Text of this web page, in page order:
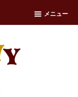
メニュー